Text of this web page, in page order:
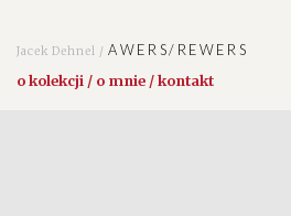
Jacek Dehnel /AWERS/REWERS
o kolekcji / o mnie / kontakt